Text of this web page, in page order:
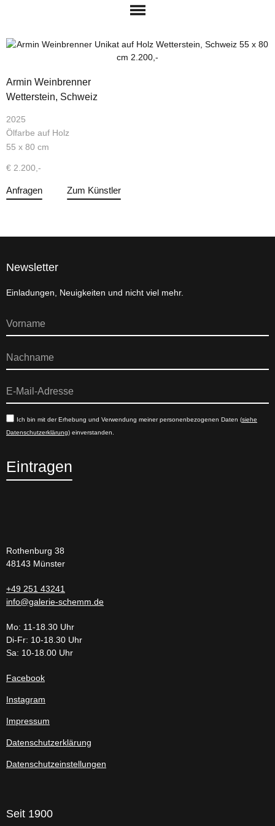
Armin Weinbrenner
Wetterstein, Schweiz
2025
Ölfarbe auf Holz
55 x 80 cm
€ 2.200,-
Anfragen Zum Künstler
Newsletter
Einladungen, Neuigkeiten und nicht viel mehr.
Ich bin mit der Erhebung und Verwendung meiner personenbezogenen Daten (siehe
Datenschutzerklärung) einverstanden.
Eintragen
Rothenburg 38
48143 Münster
+49 251 43241
info@galerie-schemm.de
Mo: 11-18.30 Uhr
Di-Fr: 10-18.30 Uhr
Sa: 10-18.00 Uhr
Facebook
Instagram
Impressum
Datenschutzerklärung
Datenschutzeinstellungen
Seit 1900